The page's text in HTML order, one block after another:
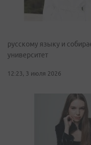
русскому языку и
университет
12:23, 3 июля 2026